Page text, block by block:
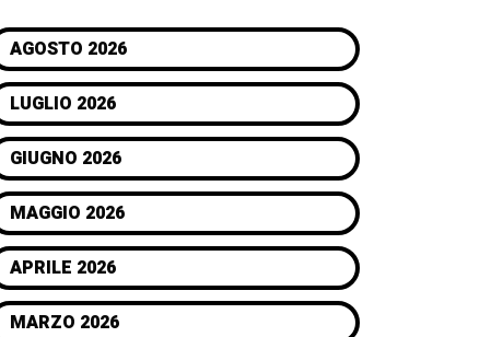
AGOSTO 2026
LUGLIO 2026
GIUGNO 2026
MAGGIO 2026
APRILE 2026
MARZO 2026